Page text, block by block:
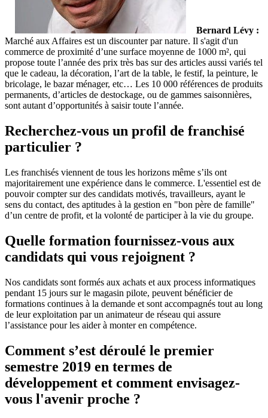
Bernard Lévy :
Marché aux Affaires est un discounter par nature. Il s'agit d'un
commerce de proximité d’une surface moyenne de 1000 m², qui
propose toute l’année des prix très bas sur des articles aussi variés tel
que le cadeau, la décoration, l’art de la table, le festif, la peinture, le
bricolage, le bazar ménager, etc… Les 10 000 références de produits
permanents, d’articles de destockage, ou de gammes saisonnières,
sont autant d’opportunités à saisir toute l’année.
Recherchez-vous un profil de franchisé
particulier ?
Les franchisés viennent de tous les horizons même s’ils ont
majoritairement une expérience dans le commerce. L'essentiel est de
pouvoir compter sur des candidats motivés, travailleurs, ayant le
sens du contact, des aptitudes à la gestion en "bon père de famille"
d’un centre de profit, et la volonté de participer à la vie du groupe.
Quelle formation fournissez-vous aux
candidats qui vous rejoignent ?
Nos candidats sont formés aux achats et aux process informatiques
pendant 15 jours sur le magasin pilote, peuvent bénéficier de
formations continues à la demande et sont accompagnés tout au long
de leur exploitation par un animateur de réseau qui assure
l’assistance pour les aider à monter en compétence.
Comment s’est déroulé le premier
semestre 2019 en termes de
développement et comment envisagez-
vous l'avenir proche ?